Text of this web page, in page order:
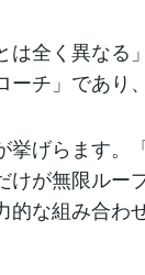
は全く異なる
チ」であり
げらます。
が無限ルー
な組み合わ